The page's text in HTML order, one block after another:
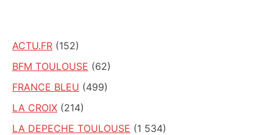
ACTU.FR (152)
BFM TOULOUSE (62)
FRANCE BLEU (499)
LA CROIX (214)
LA DEPECHE TOULOUSE (1 534)